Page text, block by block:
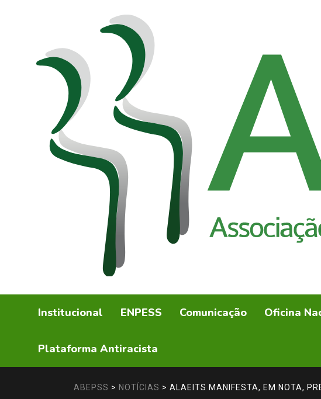
Institucional ENPESS Comunicação Oficina
Plataforma Antiracista
ABEPSS > NOTÍCIAS > ALAEITS MANIFESTA, EM NOTA,